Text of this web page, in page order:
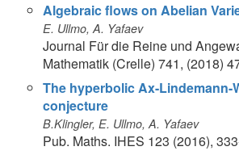
Algebraic flows on Abelian
E. Ullmo, A. Yafaev
Journal Für die Reine und
Mathematik (Crelle) 741, (2018)
The hyperbolic Ax-Lindemann-
conjecture
B.Klingler, E. Ullmo, A. Yafaev
Pub. Maths. IHES 123 (2016),